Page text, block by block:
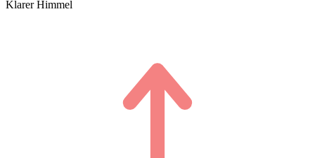
Klarer Himmel